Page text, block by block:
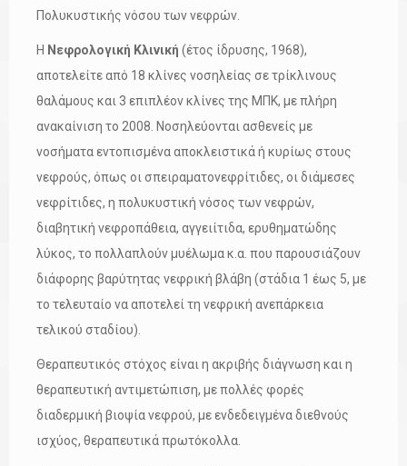
Πολυκυστικής νόσου των νεφρών.
Η Νεφρολογική Κλινική (έτος ίδρυσης, 1968),
αποτελείτε από 18 κλίνες νοσηλείας σε τρίκλινους
θαλάμους και 3 επιπλέον κλίνες της ΜΠΚ, με πλήρη
ανακαίνιση το 2008. Νοσηλεύονται ασθενείς με
νοσήματα εντοπισμένα αποκλειστικά ή κυρίως στους
νεφρούς, όπως οι σπειραματονεφρίτιδες, οι διάμεσες
νεφρίτιδες, η πολυκυστική νόσος των νεφρών,
διαβητική νεφροπάθεια, αγγειίτιδα, ερυθηματώδης
λύκος, το πολλαπλούν μυέλωμα κ.α. που παρουσιάζουν
διάφορης βαρύτητας νεφρική βλάβη (στάδια 1 έως 5, με
το τελευταίο να αποτελεί τη νεφρική ανεπάρκεια
τελικού σταδίου).
Θεραπευτικός στόχος είναι η ακριβής διάγνωση και η
θεραπευτική αντιμετώπιση, με πολλές φορές
διαδερμική βιοψία νεφρού, με ενδεδειγμένα διεθνούς
ισχύος, θεραπευτικά πρωτόκολλα.